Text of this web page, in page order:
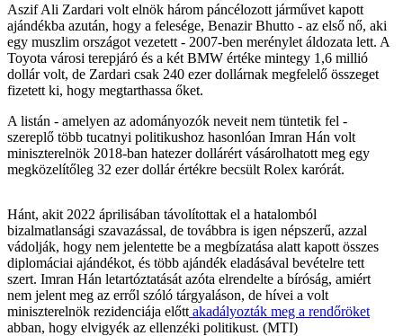
Aszif Ali Zardari volt elnök három páncélozott járművet kapott
ajándékba azután, hogy a felesége, Benazir Bhutto - az első nő, aki
egy muszlim országot vezetett - 2007-ben merénylet áldozata lett. A
Toyota városi terepjáró és a két BMW értéke mintegy 1,6 millió
dollár volt, de Zardari csak 240 ezer dollárnak megfelelő összeget
fizetett ki, hogy megtarthassa őket.
A listán - amelyen az adományozók neveit nem tüntetik fel -
szereplő több tucatnyi politikushoz hasonlóan Imran Hán volt
miniszterelnök 2018-ban hatezer dollárért vásárolhatott meg egy
megközelítőleg 32 ezer dollár értékre becsült Rolex karórát.
Hánt, akit 2022 áprilisában távolítottak el a hatalomból
bizalmatlansági szavazással, de továbbra is igen népszerű, azzal
vádolják, hogy nem jelentette be a megbízatása alatt kapott összes
diplomáciai ajándékot, és több ajándék eladásával bevételre tett
szert. Imran Hán letartóztatását azóta elrendelte a bíróság, amiért
nem jelent meg az erről szóló tárgyaláson, de hívei a volt
miniszterelnök rezidenciája előtt akadályozták meg a rendőröket
abban, hogy elvigyék az ellenzéki politikust. (MTI)